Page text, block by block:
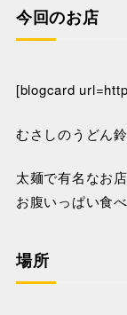
今回のお店
[blogcard
むさしのうどん
太麺で有名なお
お腹いっぱい食
場所